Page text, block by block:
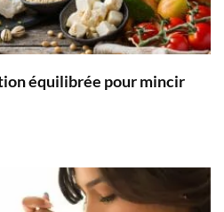
équilibrée pour mincir